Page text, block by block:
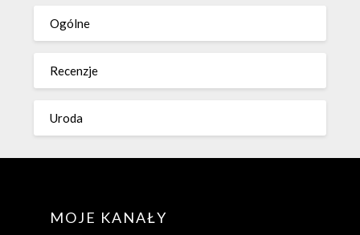
Ogólne
Recenzje
Uroda
MOJE KANAŁY